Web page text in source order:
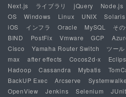
Next.js
ライブラリ jQuery Node.js
OS
Windows Linux UNIX Solaris
iOS
インフラ Oracle MySQL そ
BIND
PostFix Vmware GCP
Cisco
Yamaha Router Switch ツー
max
after effects Cocos2d-x
Hadoop
Cassandra Mybatis
BackUP Exec
Arcserve
OpenView
Jenkins Selenium JUnit